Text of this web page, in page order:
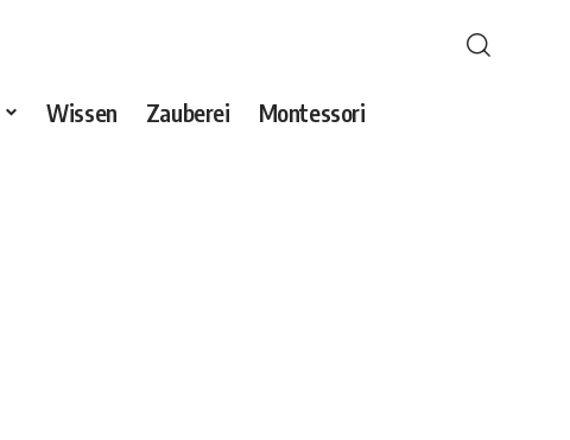
Wissen Zauberei Montessori